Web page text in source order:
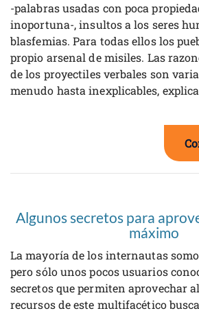
-palabras usadas con poca
inoportuna-, insultos a los seres
blasfemias. Para todas ellos los
propio arsenal de misiles. Las
de los proyectiles verbales son
menudo hasta inexplicables,
Algunos secretos para
máximo
La mayoría de los internautas
pero sólo unos pocos usuarios
secretos que permiten aprovechar
recursos de este multifacético